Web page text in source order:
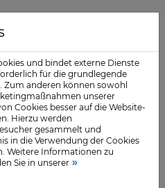
Ziele der Reform,
Personalsituation verbessern
regional schließen
im Regelfall nicht
in das nächste große
Bisherige Schließungen von
dass sich die Pflegekräfte
in der Nähe ihres
und bindet externe Dienste
für die grundlegende
Zum anderen können sowohl
unserer
Cookies besser auf die Website-
Hierzu werden
gesammelt und
in die Verwendung der Cookies
Weitere Informationen zu
Sie in unserer